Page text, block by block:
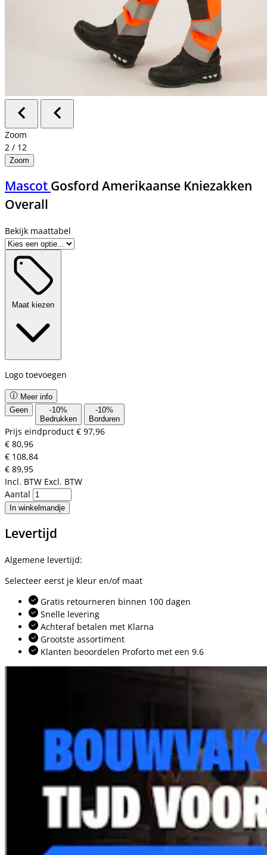
Zoom
2 / 12
Zoom
Mascot Gosford Amerikaanse Kniezakken
Overall
Bekijk maattabel
Maat kiezen
Logo toevoegen
Meer info
Geen
-10%
Bedrukken
-10%
Borduren
Prijs eindproduct € 97,96
€ 80,96
€ 108,84
€ 89,95
Incl. BTW Excl. BTW
Aantal
In winkelmandje
Levertijd
Algemene levertijd:
Selecteer eerst je kleur en/of maat
Gratis retourneren binnen 100 dagen
Snelle levering
Achteraf betalen met Klarna
Grootste assortiment
Klanten beoordelen Proforto met een 9.6